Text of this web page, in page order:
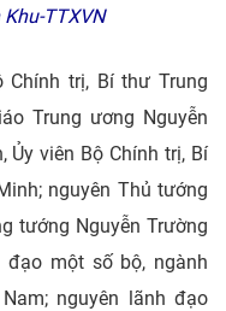
Khu-TTXVN
Chính trị, Bí thư Trung
Trung ương Nguyễn
Ủy viên Bộ Chính trị, Bí
nguyên Thủ tướng
tướng Nguyễn Trường
đạo một số bộ, ngành
nguyên lãnh đạo